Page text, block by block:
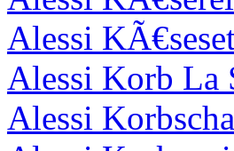
Alessi
Alessi Korb La
Alessi